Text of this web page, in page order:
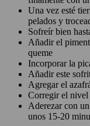
Una vez esté
pelados y
Sofreír bien
Añadir el
queme
Incorporar la
Añadir este
Agregar el
Corregir el nivel
Aderezar con
unos 15-20